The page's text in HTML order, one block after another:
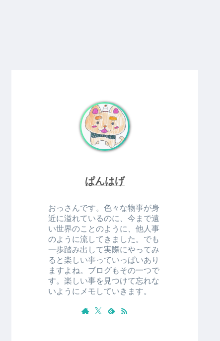
ぱんはげ
おっさんです。色々な物事が身
近に溢れているのに、今まで遠
い世界のことのように、他人事
のように流してきました。でも
一歩踏み出して実際にやってみ
ると楽しい事っていっぱいあり
ますよね。ブログもその一つで
す。楽しい事を見つけて忘れな
いようにメモしていきます。